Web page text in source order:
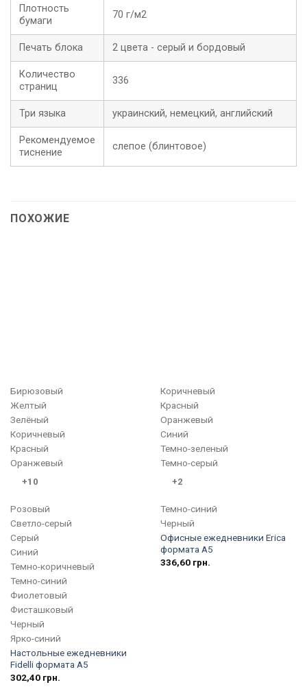
Плотность
бумаги
70 г/м2
Печать блока 2 цвета - серый и бордовый
Количество
страниц
336
Три языка украинский, немецкий, английский
Рекомендуемое
тиснение
слепое (блинтовое)
ПОХОЖИЕ
Бирюзовый
Желтый
Зелёный
Коричневый
Красный
Оранжевый
+10
Розовый
Светло-серый
Серый
Синий
Темно-коричневый
Темно-синий
Фиолетовый
Фисташковый
Черный
Ярко-синий
Настольные ежедневники
Fidelli формата А5
302,40 грн.
Коричневый
Красный
Оранжевый
Синий
Темно-зеленый
Темно-серый
+2
Темно-синий
Черный
Офисные ежедневники Erica
формата А5
336,60 грн.